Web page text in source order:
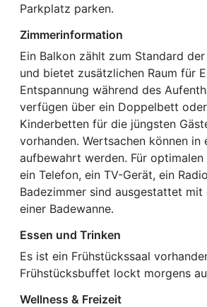
Parkplatz parken.
Zimmerinformation
Ein Balkon zählt zum Standard
und bietet zusätzlichen Raum für
Entspannung während des
verfügen über ein Doppelbett
Kinderbetten für die jüngsten
vorhanden. Wertsachen können in
aufbewahrt werden. Für
ein Telefon, ein TV-Gerät, ein
Badezimmer sind ausgestattet mit
einer Badewanne.
Essen und Trinken
Es ist ein Frühstückssaal
Frühstücksbuffet lockt morgens
Wellness & Freizeit